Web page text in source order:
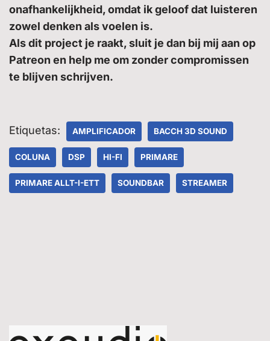
onafhankelijkheid, omdat ik geloof dat luisteren
zowel denken als voelen is.
Als dit project je raakt, sluit je dan bij mij aan op
Patreon en help me om zonder compromissen
te blijven schrijven.
Etiquetas: AMPLIFICADOR BACCH 3D SOUND
COLUNA DSP HI-FI PRIMARE
PRIMARE ALLT-I-ETT SOUNDBAR STREAMER